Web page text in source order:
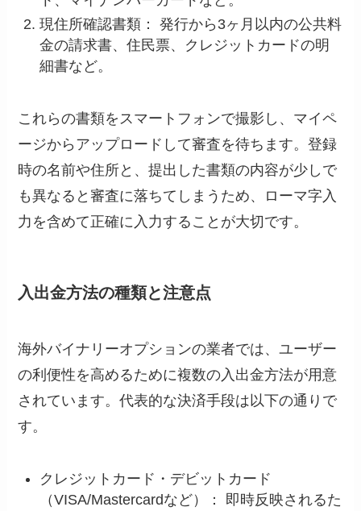
現住所確認書類： 発行から3ヶ月以内の公共料
金の請求書、住民票、クレジットカードの明
細書など。
これらの書類をスマートフォンで撮影し、マイペ
ージからアップロードして審査を待ちます。登録
時の名前や住所と、提出した書類の内容が少しで
も異なると審査に落ちてしまうため、ローマ字入
力を含めて正確に入力することが大切です。
入出金方法の種類と注意点
海外バイナリーオプションの業者では、ユーザー
の利便性を高めるために複数の入出金方法が用意
されています。代表的な決済手段は以下の通りで
す。
クレジットカード・デビットカード
（VISA/Mastercardなど）： 即時反映されるた